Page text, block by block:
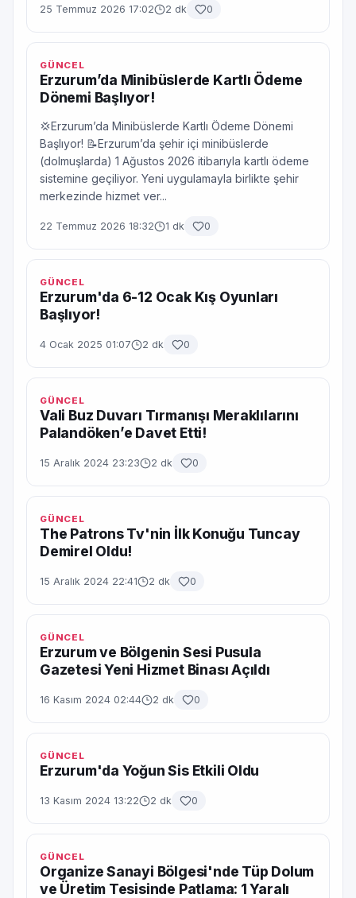
25 Temmuz 2026 17:02 2 dk 0
GÜNCEL
Erzurum’da Minibüslerde Kartlı Ödeme
Dönemi Başlıyor!
💢Erzurum’da Minibüslerde Kartlı Ödeme Dönemi
Başlıyor! 📝Erzurum’da şehir içi minibüslerde
(dolmuşlarda) 1 Ağustos 2026 itibarıyla kartlı ödeme
sistemine geçiliyor. Yeni uygulamayla birlikte şehir
merkezinde hizmet ver...
22 Temmuz 2026 18:32 1 dk 0
GÜNCEL
Erzurum'da 6-12 Ocak Kış Oyunları
Başlıyor!
4 Ocak 2025 01:07 2 dk 0
GÜNCEL
Vali Buz Duvarı Tırmanışı Meraklılarını
Palandöken’e Davet Etti!
15 Aralık 2024 23:23 2 dk 0
GÜNCEL
The Patrons Tv'nin İlk Konuğu Tuncay
Demirel Oldu!
15 Aralık 2024 22:41 2 dk 0
GÜNCEL
Erzurum ve Bölgenin Sesi Pusula
Gazetesi Yeni Hizmet Binası Açıldı
16 Kasım 2024 02:44 2 dk 0
GÜNCEL
Erzurum'da Yoğun Sis Etkili Oldu
13 Kasım 2024 13:22 2 dk 0
GÜNCEL
Organize Sanayi Bölgesi'nde Tüp Dolum
ve Üretim Tesisinde Patlama: 1 Yaralı